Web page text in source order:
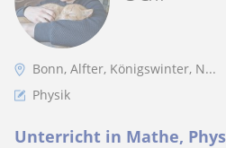
Bonn, Alfter, Königswinter, N...
Physik
Unterricht in Mathe,